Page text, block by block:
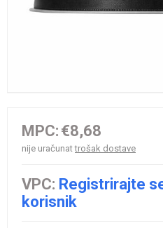
MPC: €8,68
nije uračunattrošak dostave
VPC: Registrirajte
korisnik